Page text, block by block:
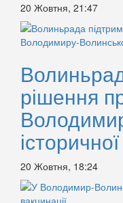
20 Жовтня, 21:47
рішення
20 Жовтня, 18:24